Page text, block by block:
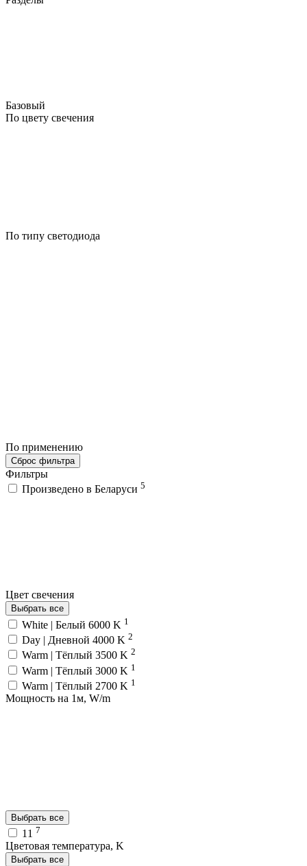
Базовый
По цвету свечения
По типу светодиода
По применению
Сброс фильтра
Фильтры
Произведено в Беларуси 5
Цвет свечения
Выбрать все
White | Белый 6000 K 1
Day | Дневной 4000 K 2
Warm | Тёплый 3500 K 2
Warm | Тёплый 3000 K 1
Warm | Тёплый 2700 K 1
Мощность на 1м, W/m
Выбрать все
11 7
Цветовая температура, K
Выбрать все